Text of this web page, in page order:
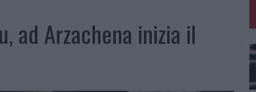
ANCORA FINO A FINE AGOSTO
ad Arzachena inizia il